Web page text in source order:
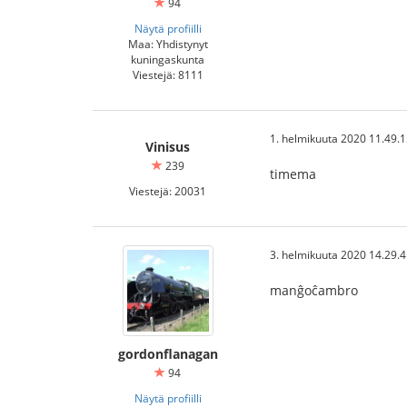
Näytä profiilli
Maa: Yhdistynyt
kuningaskunta
Viestejä: 8111
Vinisus
239
Viestejä: 20031
1. helmikuuta 2020
timema
gordonflanagan
94
Näytä profiilli
3. helmikuuta 2020
manĝoĉambro